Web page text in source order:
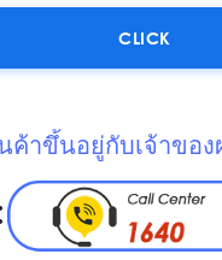
CLICK
นค้าขึ้นอยู่กับเจ้าข